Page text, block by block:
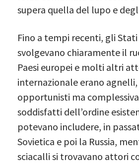
supera quella del lupo e
Fino a tempi recenti, gli
svolgevano chiaramente il
Paesi europei e molti altri
internazionale erano agnelli,
opportunisti ma
soddisfatti dell’ordine
potevano includere, in
Sovietica e poi la Russia,
sciacalli si trovavano attori